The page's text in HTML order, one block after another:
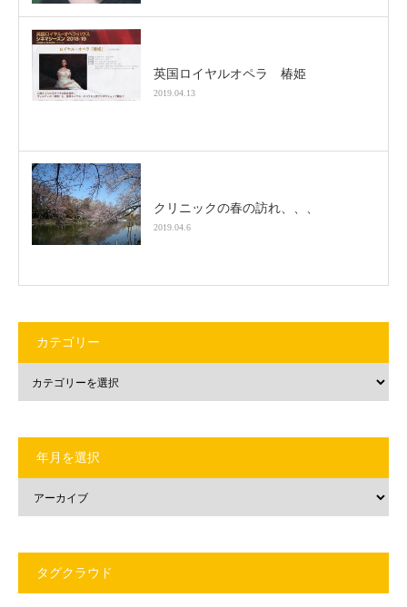
英国ロイヤルオペラ 椿姫
2019.04.13
クリニックの春の訪れ、、、
2019.04.6
カテゴリー
年月を選択
タグクラウド